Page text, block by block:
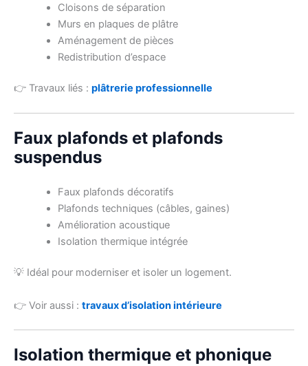
Cloisons de séparation
Murs en plaques de plâtre
Aménagement de pièces
Redistribution d’espace
👉 Travaux liés : plâtrerie professionnelle
Faux plafonds et plafonds
suspendus
Faux plafonds décoratifs
Plafonds techniques (câbles, gaines)
Amélioration acoustique
Isolation thermique intégrée
💡 Idéal pour moderniser et isoler un logement.
👉 Voir aussi : travaux d’isolation intérieure
Isolation thermique et phonique